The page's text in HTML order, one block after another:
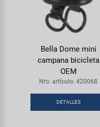
Bella Dome mini
campana bicicleta
OEM
Nro. artículo: 420068
DETALLES